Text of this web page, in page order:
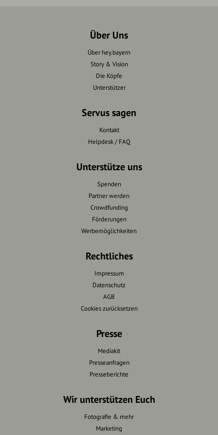
Über Uns
Über hey.bayern
Story & Vision
Die Köpfe
Unterstützer
Servus sagen
Kontakt
Helpdesk / FAQ
Unterstütze uns
Spenden
Partner werden
Crowdfunding
Förderungen
Werbemöglichkeiten
Rechtliches
Impressum
Datenschutz
AGB
Cookies zurücksetzen
Presse
Mediakit
Presseanfragen
Presseberichte
Wir unterstützen Euch
Fotografie & mehr
Marketing